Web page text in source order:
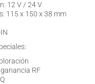
12 V / 24 V
115 x 150 x 38 mm
RF